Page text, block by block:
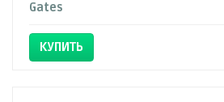
Gates
КУПИТЬ